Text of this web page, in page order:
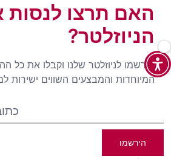
האם תרצו לנסות
הניוזלטר?
הירשמו לניוזלטר שלנו וקבלו את כל
המיוחדות והמבצעים השווים ישירות
הירשמו